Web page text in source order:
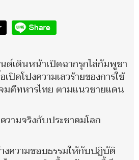
ด์เดินหน้าเปิดฉากรุกไล่กัมพูชา
ปิดโปงความเลวร้ายของการใช้
มตีทหารไทย ตามแนวชายแดน
วามจริงกับประชาคมโลก
งความชอบธรรมให้กับปฏิบัติ